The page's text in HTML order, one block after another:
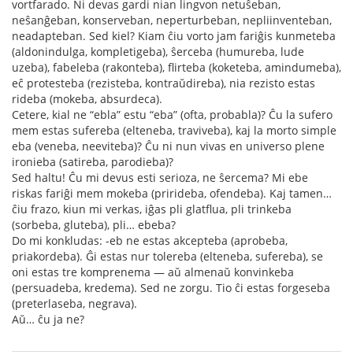
vortfarado. Ni devas gardi nian lingvon netuŝeban,
neŝanĝeban, konserveban, neperturbeban, nepliinventeban,
neadapteban. Sed kiel? Kiam ĉiu vorto jam fariĝis kunmeteba
(aldonindulga, kompletigeba), ŝerceba (humureba, lude
uzeba), fabeleba (rakonteba), flirteba (koketeba, amindumeba),
eĉ protesteba (rezisteba, kontraŭdireba), nia rezisto estas
rideba (mokeba, absurdeca).
Cetere, kial ne “ebla” estu “eba” (ofta, probabla)? Ĉu la sufero
mem estas sufereba (elteneba, traviveba), kaj la morto simple
eba (veneba, neeviteba)? Ĉu ni nun vivas en universo plene
ironieba (satireba, parodieba)?
Sed haltu! Ĉu mi devus esti serioza, ne ŝercema? Mi ebe
riskas fariĝi mem mokeba (prirideba, ofendeba). Kaj tamen…
ĉiu frazo, kiun mi verkas, iĝas pli glatflua, pli trinkeba
(sorbeba, gluteba), pli… ebeba?
Do mi konkludas: -eb ne estas akcepteba (aprobeba,
priakordeba). Ĝi estas nur tolereba (elteneba, sufereba), se
oni estas tre komprenema — aŭ almenaŭ konvinkeba
(persuadeba, kredema). Sed ne zorgu. Tio ĉi estas forgeseba
(preterlaseba, negrava).
Aŭ… ĉu ja ne?